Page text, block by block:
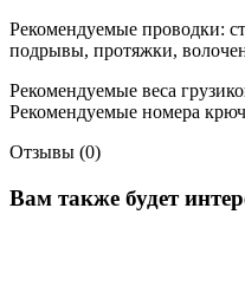
Рекомендуемые проводки:
подрывы, протяжки,
Рекомендуемые веса
Рекомендуемые номера
Отзывы (0)
Вам также будет